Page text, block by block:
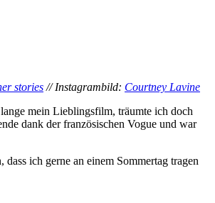
stories // Instagrambild: Courtney Lavine
mein Lieblingsfilm, träumte ich doch
dank der französischen Vogue und war
ich gerne an einem Sommertag tragen